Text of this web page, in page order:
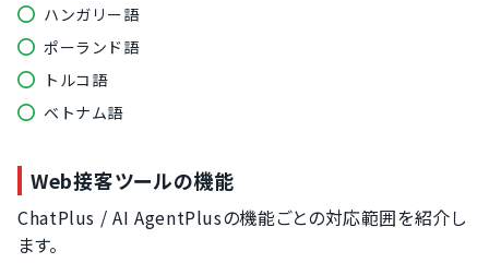
ハンガリー語
ポーランド語
トルコ語
ベトナム語
Web接客ツールの機能
ChatPlus / AI AgentPlusの機能ごとの対応範囲を紹介し
ます。